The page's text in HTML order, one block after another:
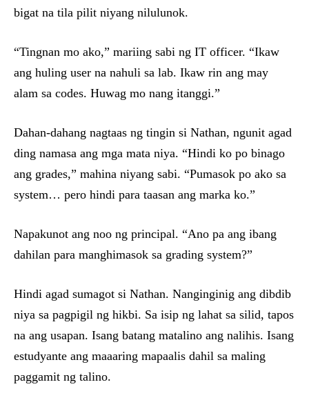
bigat na tila pilit niyang nilulunok.
“Tingnan mo ako,” mariing sabi ng IT officer. “Ikaw
ang huling user na nahuli sa lab. Ikaw rin ang may
alam sa codes. Huwag mo nang itanggi.”
Dahan-dahang nagtaas ng tingin si Nathan, ngunit agad
ding namasa ang mga mata niya. “Hindi ko po binago
ang grades,” mahina niyang sabi. “Pumasok po ako sa
system… pero hindi para taasan ang marka ko.”
Napakunot ang noo ng principal. “Ano pa ang ibang
dahilan para manghimasok sa grading system?”
Hindi agad sumagot si Nathan. Nanginginig ang dibdib
niya sa pagpigil ng hikbi. Sa isip ng lahat sa silid, tapos
na ang usapan. Isang batang matalino ang nalihis. Isang
estudyante ang maaaring mapaalis dahil sa maling
paggamit ng talino.